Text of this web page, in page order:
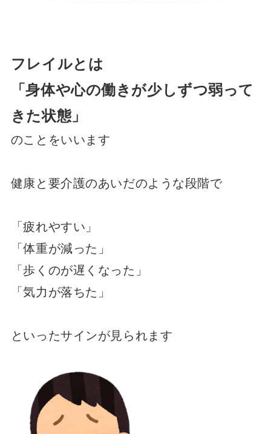
フレイルとは
「身体や心の働きが少しずつ弱って
きた状態」
のことをいいます
健康と要介護のあいだのような段階で
「疲れやすい」
「体重が減った」
「歩くのが遅くなった」
「気力が落ちた」
といったサインが見られます